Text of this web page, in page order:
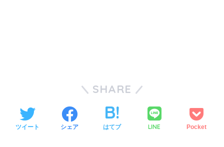
SHARE
ツイート シェア はてブ LINE Pocket